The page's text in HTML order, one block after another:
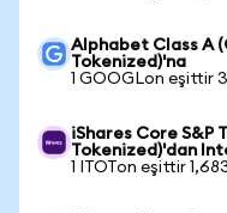
Alphabet Class A
Tokenized)'na
1 GOOGLon eşittir
iShares Core S&P
Tokenized)'dan
1 ITOTon eşittir